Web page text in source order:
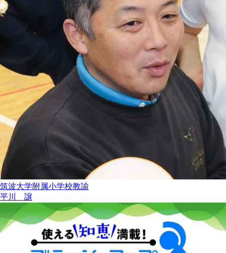
筑波大学附属小学校教諭
平川 譲